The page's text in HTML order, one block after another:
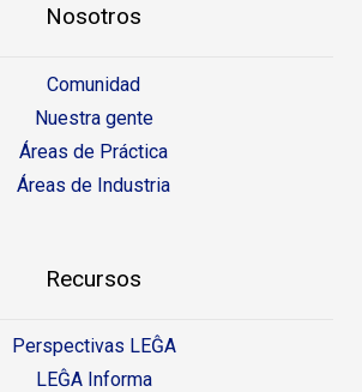
Nosotros
Comunidad
Nuestra gente
Áreas de Práctica
Áreas de Industria
Recursos
Perspectivas LEĜA
LEĜA Informa